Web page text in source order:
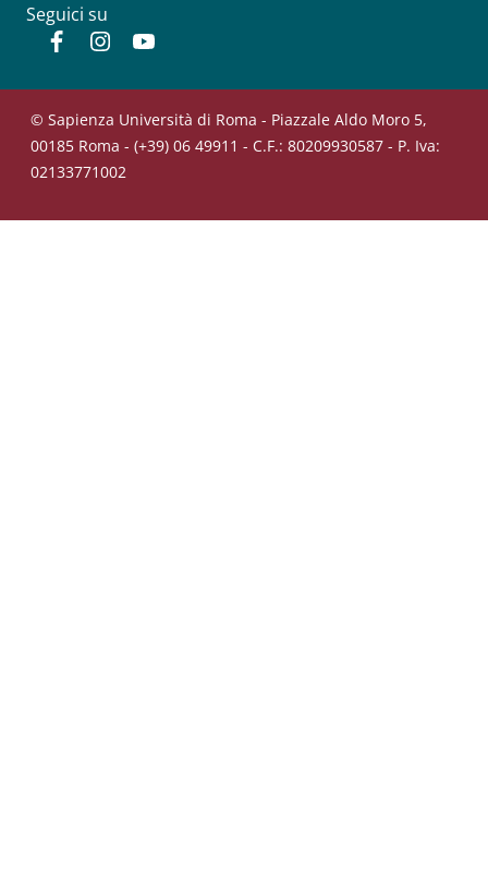
Seguici su
FacebookInstagram
© Sapienza Università di Roma - Piazzale Aldo Moro 5,
00185 Roma - (+39) 06 49911 - C.F.: 80209930587 - P. Iva:
02133771002